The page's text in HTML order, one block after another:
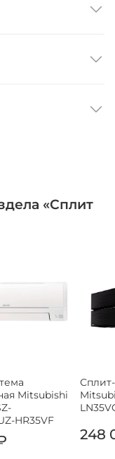
«Сплит
Mitsubishi
HR35VF
248